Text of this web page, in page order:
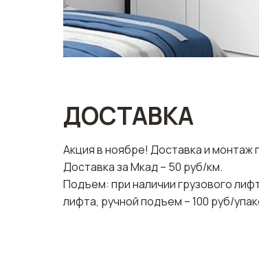
ДОСТАВКА
Акция в ноябре! Доставка и монтаж
Доставка за Мкад – 50 руб/км.
Подъем: при наличии грузового
лифта, ручной подъем – 100 руб/